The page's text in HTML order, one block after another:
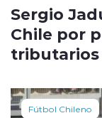
Sergio
Chile por
tributarios
Fútbol Chileno